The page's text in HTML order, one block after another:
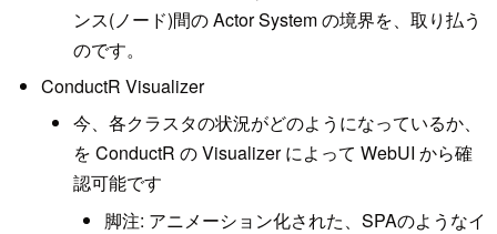
ンス(ノード)間の Actor System の境界を、取り払う
のです。
ConductR Visualizer
今、各クラスタの状況がどのようになっているか、
を ConductR の Visualizer によって WebUI から確
認可能です
脚注: アニメーション化された、SPAのようなイ